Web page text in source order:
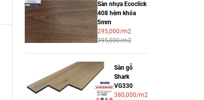
Sàn nhựa Ecoclick
408 hèm khóa
5mm
295,000/m2
395,000/m2
Sàn gỗ
Shark
VG330
380,000/m2